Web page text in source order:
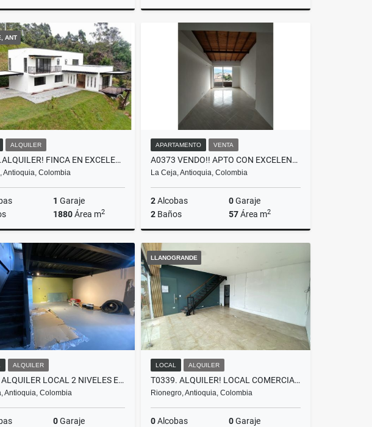
Venta
$1.120.000.000 $14.500.000
ANT
ALQUILER
T0144.ALQUILER! FINCA EN EXCELENTE UBICACION EN GUARNE, ANTIOQUIA
Antioquia, Colombia
1 Garaje
1880Área m2
Alquiler
$7.500.000
APARTAMENTO VENTA
A0373 VENDO!! APTO CON EXCELENTES ESPACIOS Y UBICACIÓN EN LA CEJA
La Ceja, Antioquia, Colombia
2Alcobas 0Garaje
2 Baños 57Área m2
ALQUILER
T0400 ALQUILER LOCAL 2 NIVELES EN MALL COMERCIAL CON POTENCIAL LA CEJA
Antioquia, Colombia
0Garaje
LLANOGRANDE
LOCAL ALQUILER
T0339. ALQUILER! LOCAL COMERCIAL EN SECTOR EXCLUSIVO LLANOGRANDE
Rionegro, Antioquia, Colombia
0Alcobas 0Garaje